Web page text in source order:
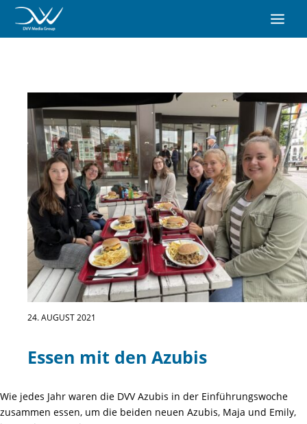
24. AUGUST 2021
Essen mit den Azubis
Wie jedes Jahr waren die DVV Azubis in der Einführungswoche
zusammen essen, um die beiden neuen Azubis, Maja und Emily,